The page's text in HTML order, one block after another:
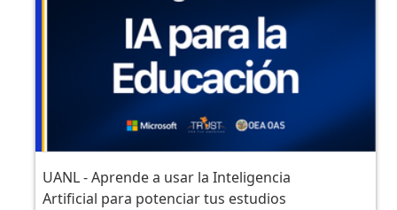
UANL - Aprende a usar la Inteligencia
Artificial para potenciar tus estudios